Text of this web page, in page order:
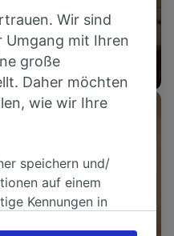
Wir sind
Umgang mit Ihren
große
Daher möchten
wie wir Ihre
speichern und/
auf einem
Kennungen in